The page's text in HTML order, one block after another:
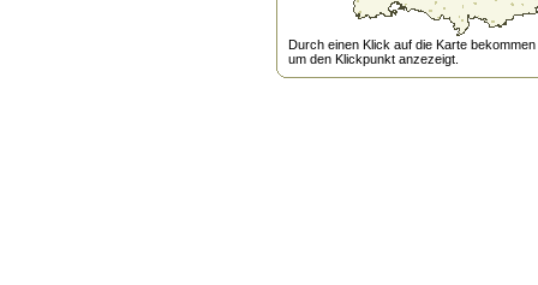
Durch einen Klick auf die Karte
um den Klickpunkt anzezeigt.